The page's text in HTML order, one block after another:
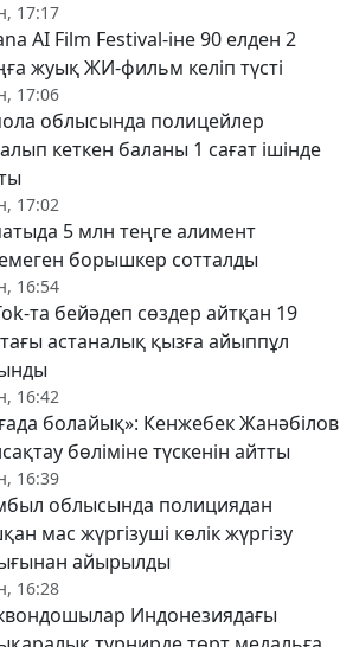
17:17
AI Film Festival-іне 90 елден 2
жуық ЖИ-фильм келіп түсті
17:06
облысында полицейлер
кеткен баланы 1 сағат ішінде
17:02
5 млн теңге алимент
борышкер сотталды
16:54
та бейәдеп сөздер айтқан 19
астаналық қызға айыппұл
16:42
болайық»: Кенжебек Жанәбілов
бөліміне түскенін айтты
16:39
облысында полициядан
мас жүргізуші көлік жүргізу
айырылды
16:28
Индонезиядағы